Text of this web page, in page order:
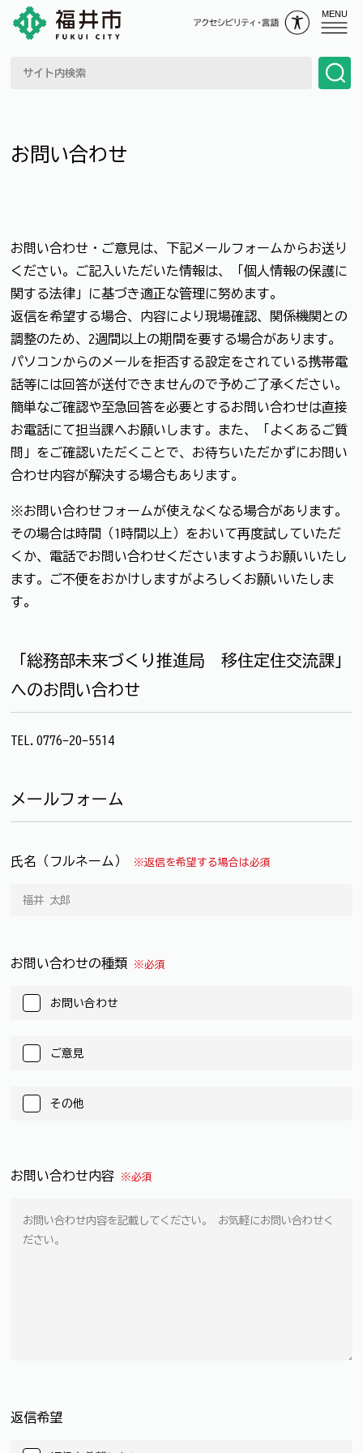
MENU
お問い合わせ
お問い合わせ・ご意見は、下記メールフォームからお送り
ください。ご記入いただいた情報は、「個人情報の保護に
関する法律」に基づき適正な管理に努めます。
返信を希望する場合、内容により現場確認、関係機関との
調整のため、2週間以上の期間を要する場合があります。
パソコンからのメールを拒否する設定をされている携帯電
話等には回答が送付できませんので予めご了承ください。
簡単なご確認や至急回答を必要とするお問い合わせは直接
お電話にて担当課へお願いします。また、「よくあるご質
問」をご確認いただくことで、お待ちいただかずにお問い
合わせ内容が解決する場合もあります。
※お問い合わせフォームが使えなくなる場合があります。
その場合は時間（1時間以上）をおいて再度試していただ
くか、電話でお問い合わせくださいますようお願いいたし
ます。ご不便をおかけしますがよろしくお願いいたしま
す。
「総務部未来づくり推進局 移住定住交流課」
へのお問い合わせ
TEL.0776-20-5514
メールフォーム
氏名（フルネーム） ※返信を希望する場合は必須
お問い合わせの種類 ※必須
お問い合わせ
ご意見
その他
お問い合わせ内容 ※必須
返信希望